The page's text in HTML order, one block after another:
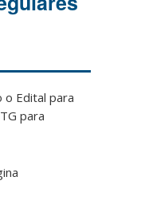
o Edital para
para